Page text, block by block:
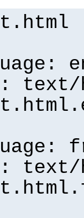
text/
text/